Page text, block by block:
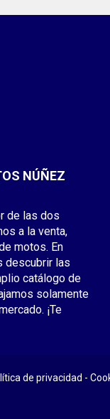
NÚÑEZ
de las dos
a la venta,
motos. En
descubrir las
catálogo de
solamente
¡Te
de privacidad -